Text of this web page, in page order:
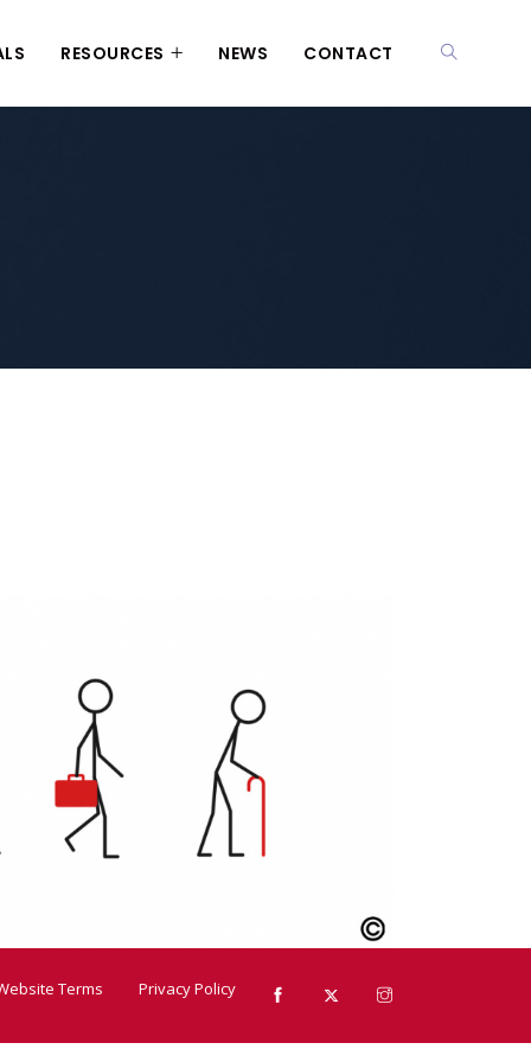
RESOURCES NEWS CONTACT
Terms Privacy Policy